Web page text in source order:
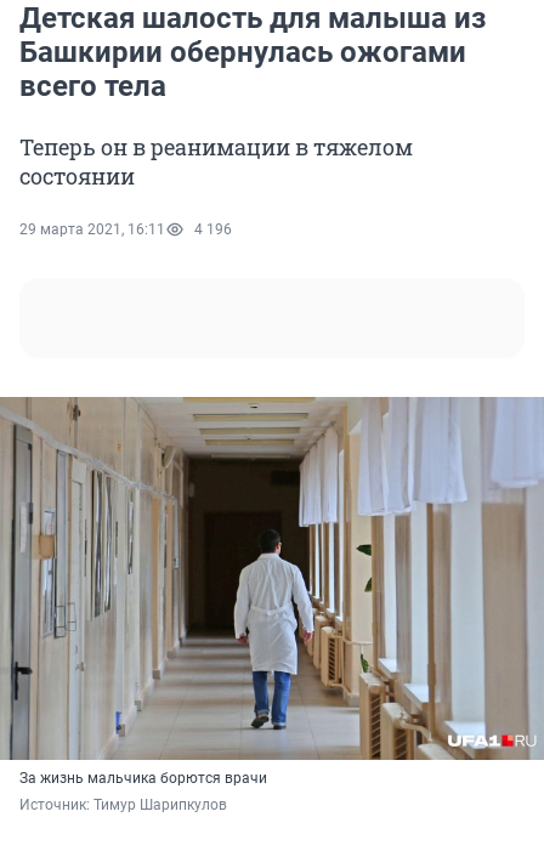
Детская шалость для малыша из
Башкирии обернулась ожогами
всего тела
Теперь он в реанимации в тяжелом
состоянии
29 марта 2021, 16:11 4 196
За жизнь мальчика борются врачи
Источник: Тимур Шарипкулов